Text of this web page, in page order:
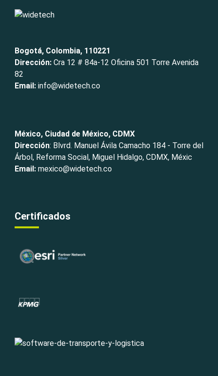
Bogotá, Colombia, 110221
Dirección: Cra 12 # 84a-12 Oficina 501 Torre Avenida
82
Email: info@widetech.co
México, Ciudad de México, CDMX
Dirección: Blvrd. Manuel Ávila Camacho 184 - Torre del
Árbol, Reforma Social, Miguel Hidalgo, CDMX, Méxic
Email: mexico@widetech.co
Certificados